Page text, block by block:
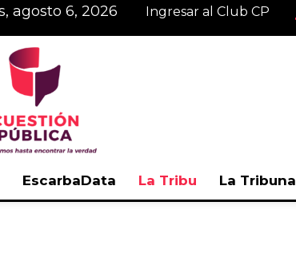
agosto 6, 2026 Ingresar al Club CP
EscarbaData La Tribu La Tribuna